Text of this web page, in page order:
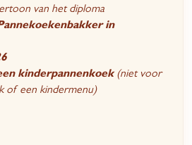
van het diploma
in
kinderpannenkoek(niet voor
of een kindermenu)